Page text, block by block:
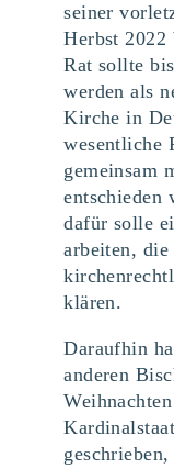
seiner
Herbst 2022
Rat sollte
werden als
Kirche in
wesentliche
gemeinsam
entschieden
dafür solle
arbeiten, die
klären.
Daraufhin
anderen